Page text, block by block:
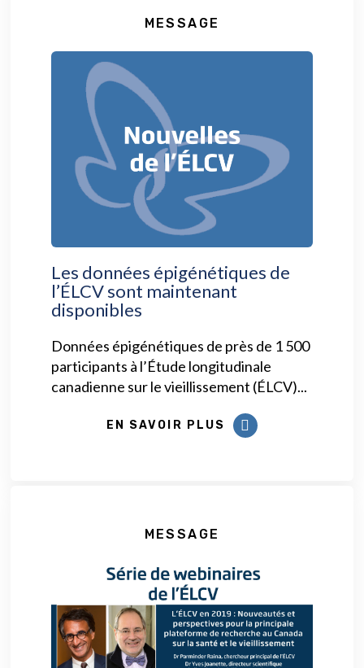
MESSAGE
Les données épigénétiques de
l’ÉLCV sont maintenant
disponibles
Données épigénétiques de près de 1 500
participants à l’Étude longitudinale
canadienne sur le vieillissement (ÉLCV)...
EN SAVOIR PLUS
MESSAGE